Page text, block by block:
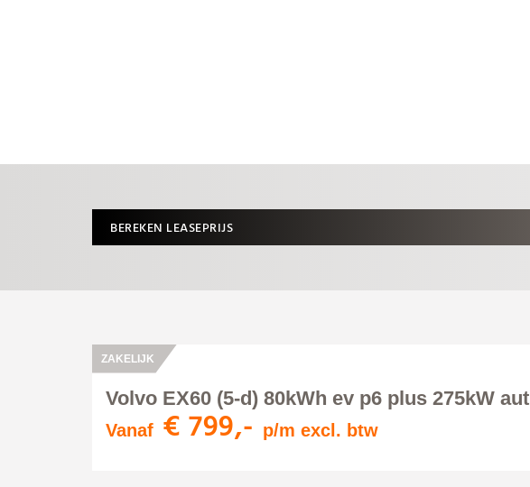
BEREKEN LEASEPRIJS
ZAKELIJK
Volvo EX60 (5-d) 80kWh ev p6 plus 275kW aut
Vanaf € 799,- p/m excl. btw